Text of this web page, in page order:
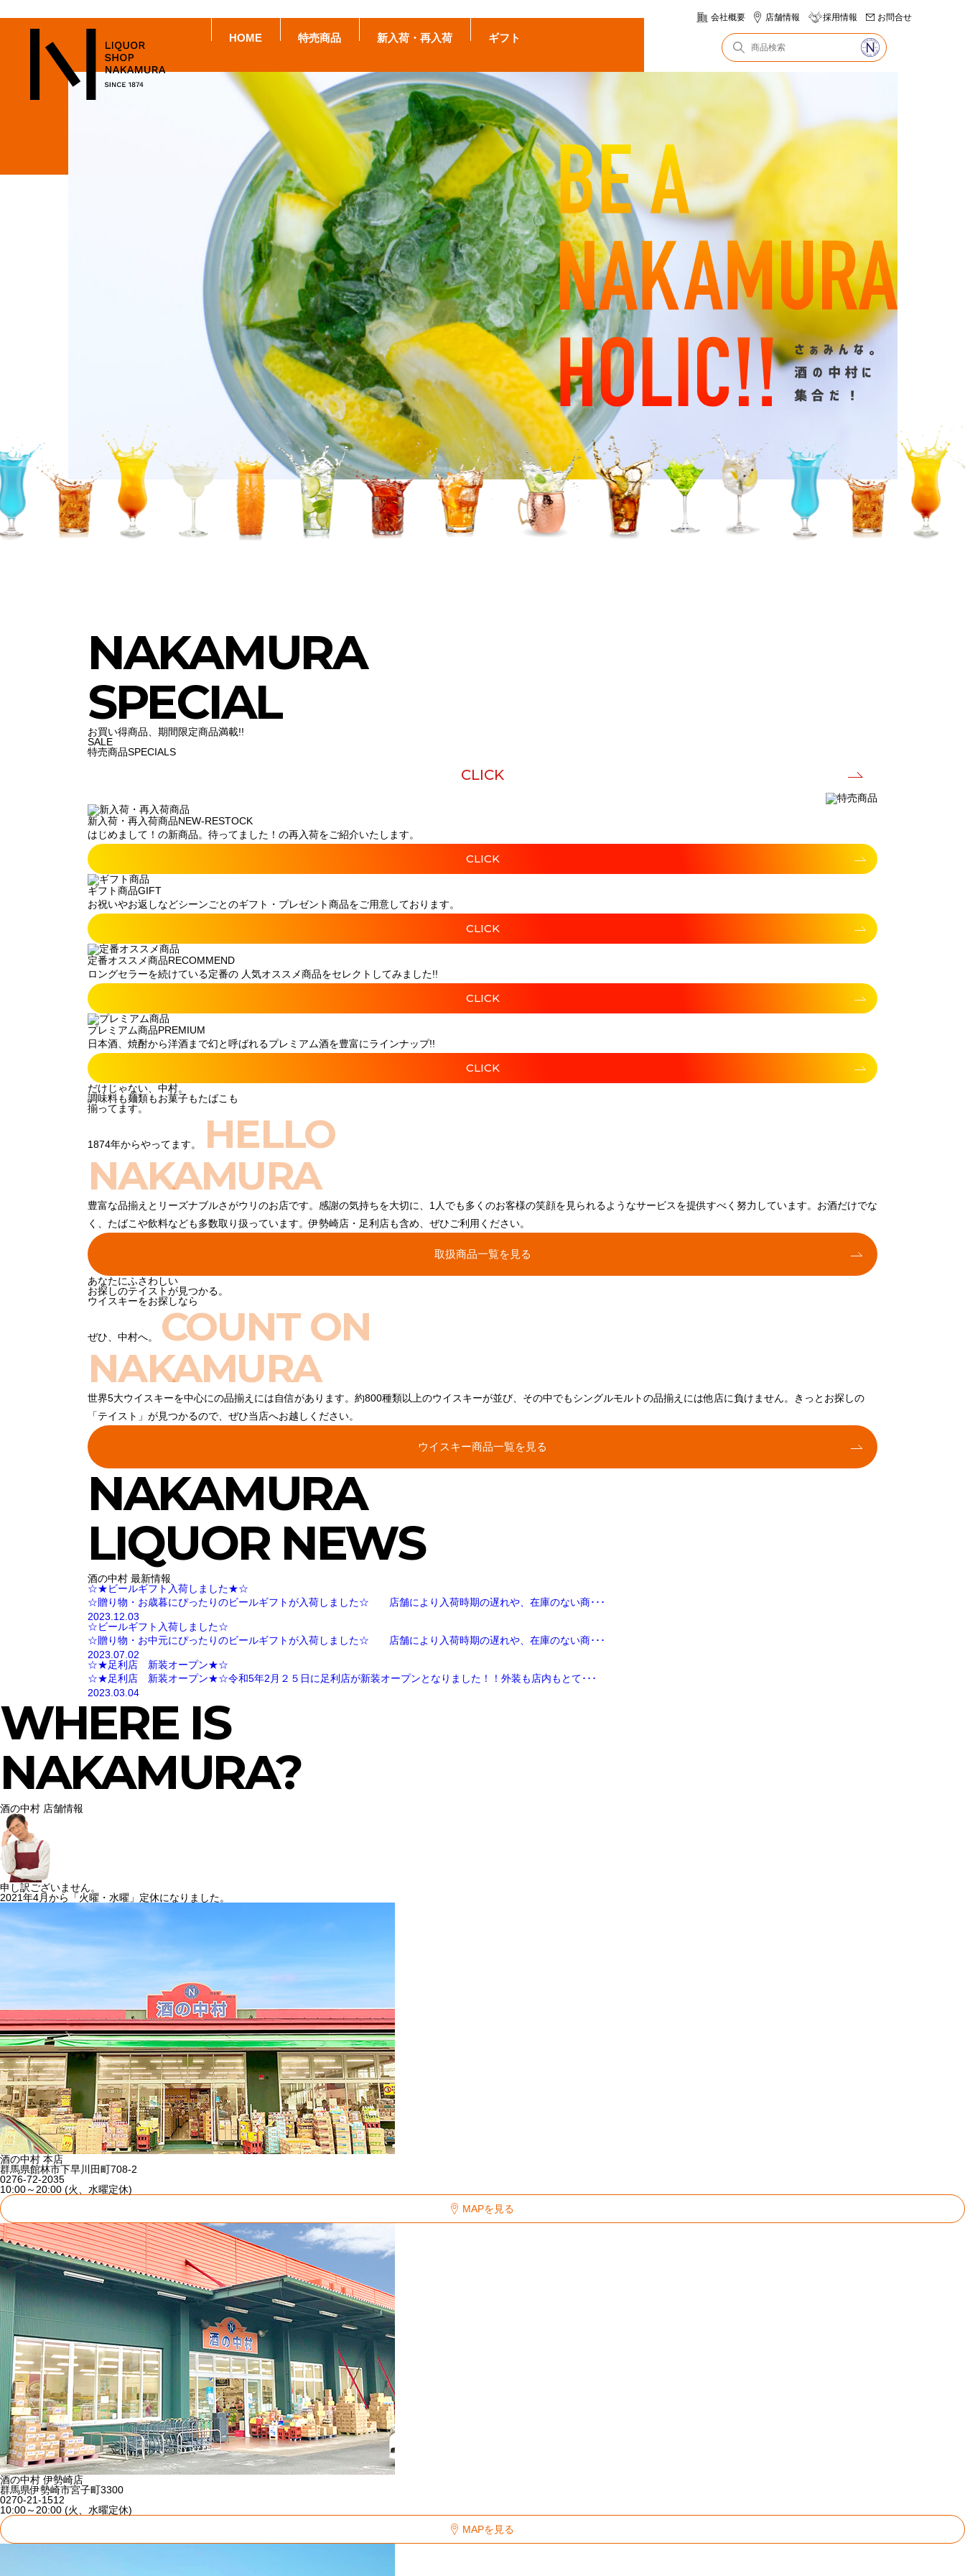
HOME 特売商品 新入荷・再入荷 ギフト
会社概要 店舗情報 採用情報 お問合せ
NAKAMURA
SPECIAL
お買い得商品、期間限定商品満載!!
SALE
特売商品SPECIALS
CLICK
新入荷・再入荷商品NEW-RESTOCK
はじめまして！の新商品。待ってました！の再入荷をご紹介いたします。
CLICK
ギフト商品GIFT
お祝いやお返しなどシーンごとのギフト・プレゼント商品をご用意しております。
CLICK
定番オススメ商品RECOMMEND
ロングセラーを続けている定番の 人気オススメ商品をセレクトしてみました!!
CLICK
プレミアム商品PREMIUM
日本酒、焼酎から洋酒まで幻と呼ばれるプレミアム酒を豊富にラインナップ!!
CLICK
だけじゃない、中村。
調味料も麺類もお菓子もたばこも
揃ってます。
1874年からやってます。
HELLO
NAKAMURA
豊富な品揃えとリーズナブルさがウリのお店です。感謝の気持ちを大切に、1人でも多くのお客様の笑顔を見られるようなサービスを提供すべく努力しています。お酒だけでな
く、たばこや飲料なども多数取り扱っています。伊勢崎店・足利店も含め、ぜひご利用ください。
取扱商品一覧を見る
あなたにふさわしい
お探しのテイストが見つかる。
ウイスキーをお探しなら
ぜひ、中村へ。
COUNT ON
NAKAMURA
世界5大ウイスキーを中心にの品揃えには自信があります。約800種類以上のウイスキーが並び、その中でもシングルモルトの品揃えには他店に負けません。きっとお探しの
「テイスト」が見つかるので、ぜひ当店へお越しください。
ウイスキー商品一覧を見る
NAKAMURA
LIQUOR NEWS
酒の中村 最新情報
☆★ビールギフト入荷しました★☆
☆贈り物・お歳暮にぴったりのビールギフトが入荷しました☆ 店舗により入荷時期の遅れや、在庫のない商･･･
2023.12.03
☆ビールギフト入荷しました☆
☆贈り物・お中元にぴったりのビールギフトが入荷しました☆ 店舗により入荷時期の遅れや、在庫のない商･･･
2023.07.02
☆★足利店 新装オープン★☆
☆★足利店 新装オープン★☆令和5年2月２５日に足利店が新装オープンとなりました！！外装も店内もとて･･･
2023.03.04
WHERE IS
NAKAMURA?
酒の中村 店舗情報
申し訳ございません。
2021年4月から「火曜・水曜」定休になりました。
酒の中村 本店
群馬県館林市下早川田町708-2
0276-72-2035
10:00～20:00 (火、水曜定休)
MAPを見る
酒の中村 伊勢崎店
群馬県伊勢崎市宮子町3300
0270-21-1512
10:00～20:00 (火、水曜定休)
MAPを見る